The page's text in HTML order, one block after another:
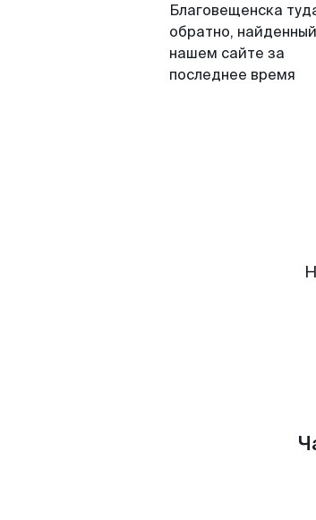
Благовещенска
обратно,
нашем сайте за
последнее время